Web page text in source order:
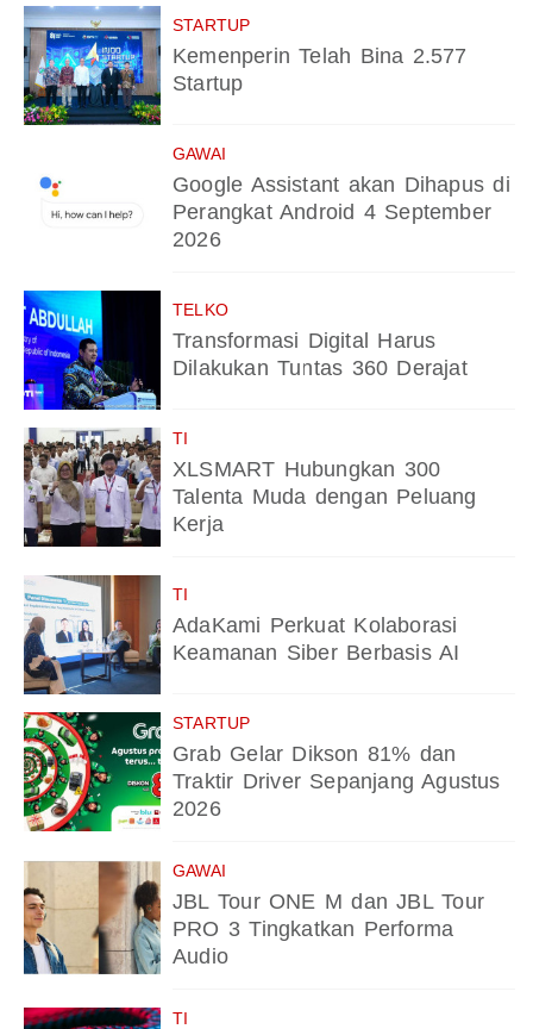
STARTUP
Kemenperin Telah Bina 2.577
Startup
GAWAI
Google Assistant akan Dihapus di
Perangkat Android 4 September
2026
TELKO
Transformasi Digital Harus
Dilakukan Tuntas 360 Derajat
TI
XLSMART Hubungkan 300
Talenta Muda dengan Peluang
Kerja
TI
AdaKami Perkuat Kolaborasi
Keamanan Siber Berbasis AI
STARTUP
Grab Gelar Dikson 81% dan
Traktir Driver Sepanjang Agustus
2026
GAWAI
JBL Tour ONE M dan JBL Tour
PRO 3 Tingkatkan Performa
Audio
TI